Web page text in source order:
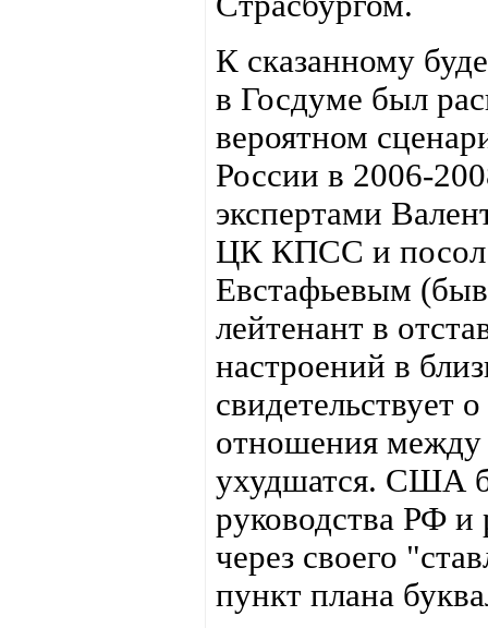
К сказанному
в Госдуме был
вероятном
России в 2006-
экспертами
ЦК КПСС и
Евстафьевым
лейтенант в
настроений в
свидетельствует
отношения
ухудшатся. США
руководства РФ и
через своего
пункт плана